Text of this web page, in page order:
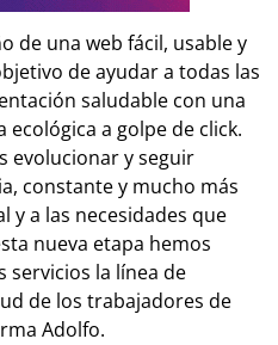
de una web fácil, usable y
de ayudar a todas las
saludable con una
a golpe de click.
evolucionar y seguir
constante y mucho más
y a las necesidades que
nueva etapa hemos
la línea de
de los trabajadores de
Adolfo.